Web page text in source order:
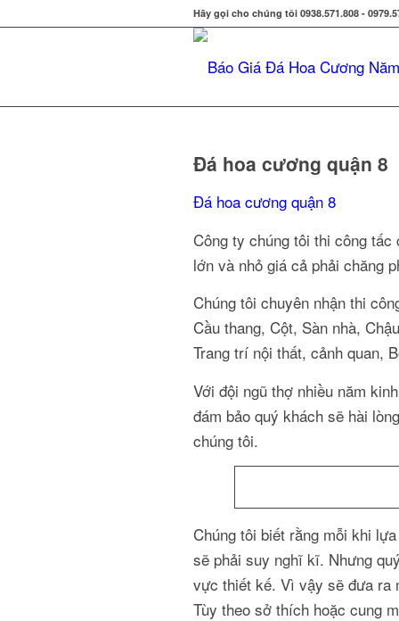
Hãy gọi cho chúng tôi 0938.571.808 -
Đá hoa cương quận 8
Đá hoa cương quận 8
Công ty chúng tôi thi công
lớn và nhỏ giá cả phải chăng
Chúng tôi chuyên nhận thi
Cầu thang, Cột, Sàn nhà,
Trang trí nội thất, cảnh quan,
Với đội ngũ thợ nhiều năm
đám bảo quý khách sẽ hài
chúng tôi.
Chúng tôi biết rằng mỗi khi
sẽ phải suy nghĩ kĩ. Nhưng
vực thiết kế. Vì vậy sẽ đưa ra
Tùy theo sở thích hoặc cung